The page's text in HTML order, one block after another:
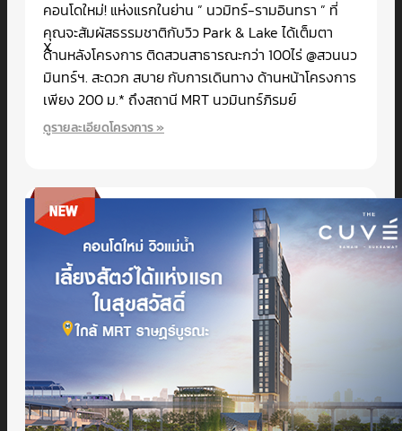
X
คอนโดใหม่! แห่งแรกในย่าน ” นวมิทร์-รามอินทรา ” ที่
คุณจะสัมผัสธรรมชาติกับวิว Park & Lake ได้เต็มตา
ด้านหลังโครงการ ติดสวนสาธารณะกว่า 100ไร่ @สวนนว
มินทร์ฯ. สะดวก สบาย กับการเดินทาง ด้านหน้าโครงการ
เพียง 200 ม.* ถึงสถานี MRT นวมินทร์ภิรมย์
ดูรายละเอียดโครงการ »